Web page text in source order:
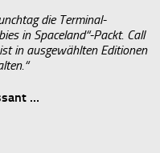
die Terminal-
in Spaceland“-Packt. Call
in ausgewählten Editionen
…